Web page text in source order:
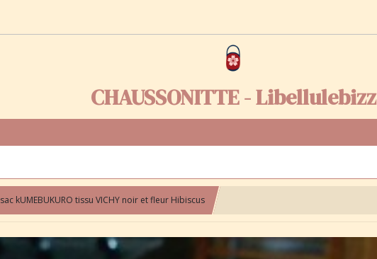
CHAUSSONITTE - Libellulebizz
sac kUMEBUKURO tissu VICHY noir et fleur Hibiscus